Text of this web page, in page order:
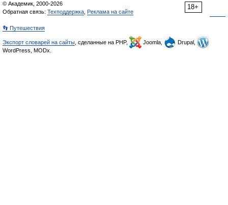
18+
© Академик, 2000-2026
Обратная связь: Техподдержка Реклама на сайте
👣 Путешествия
Экспорт словарей на сайты , сделанные на PHP, Joomla,
Drupal,
WordPress, MODx.